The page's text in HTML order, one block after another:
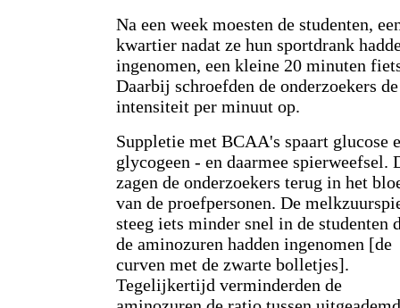
Na een week moesten de studenten,
kwartier nadat ze hun sportdrank
ingenomen, een kleine 20 minuten
Daarbij schroefden de onderzoekers de
intensiteit per minuut op.
Suppletie met BCAA's spaart glucose
glycogeen - en daarmee spierweefsel.
zagen de onderzoekers terug in het
van de proefpersonen. De
steeg iets minder snel in de studenten
de aminozuren hadden ingenomen [de
curven met de zwarte bolletjes].
Tegelijkertijd verminderden de